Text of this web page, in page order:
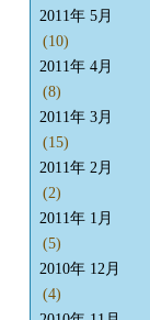
2011年 5月
(10)
2011年 4月
(8)
2011年 3月
(15)
2011年 2月
(2)
2011年 1月
(5)
2010年 12月
(4)